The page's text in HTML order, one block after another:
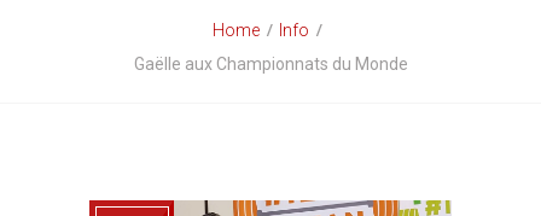
Home
Info
Gaëlle aux Championnats du Monde